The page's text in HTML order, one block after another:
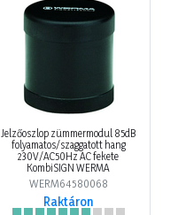
Jelzőoszlop zümmermodul 85dB
folyamatos/szaggatott hang
230V/AC50Hz AC fekete
KombiSIGN WERMA
WERM64580068
Raktáron